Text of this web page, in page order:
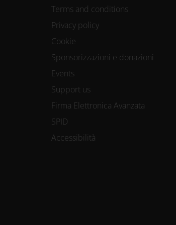
Terms and conditions
Privacy policy
Cookie
Sponsorizzazioni e donazioni
Events
Support us
Firma Elettronica Avanzata
SPID
Accessibilità